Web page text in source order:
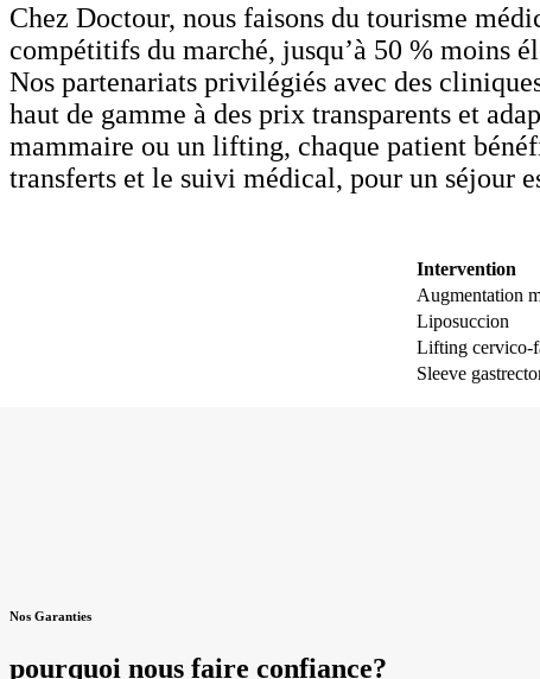
Chez Doctour, nous faisons du tourisme
compétitifs du marché, jusqu’à 50 % moins
Nos partenariats privilégiés avec des
haut de gamme à des prix transparents et
mammaire ou un lifting, chaque patient
transferts et le suivi médical, pour un séjour
Intervention
Augmentation
Liposuccion
Lifting cervico-
Sleeve
Nos Garanties
pourquoi nous faire confiance?